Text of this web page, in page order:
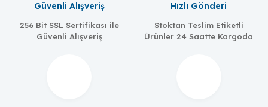
Güvenli Alışveriş
256 Bit SSL Sertifikası ile
Güvenli Alışveriş
Hızlı Gönderi
Stoktan Teslim Etiketli
Ürünler 24 Saatte Kargoda